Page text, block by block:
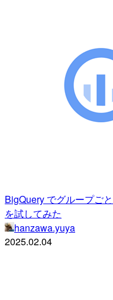
BigQuery でグループご
を試してみた
hanzawa.yuya
2025.02.04